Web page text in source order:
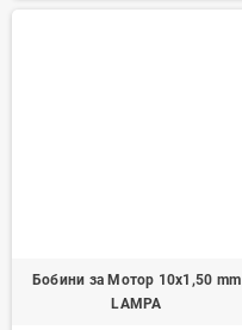
Бобини за Мотор 10x1,50 mm
LAMPA